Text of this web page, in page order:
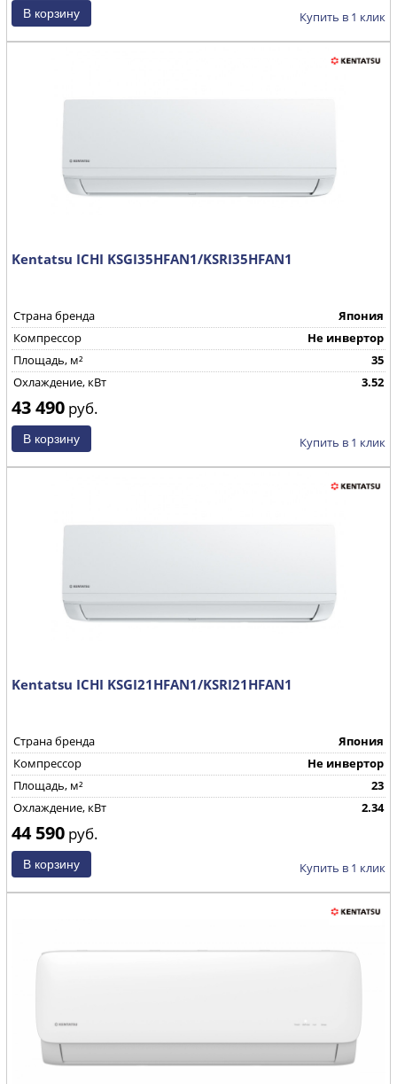
Купить в 1 клик
Kentatsu ICHI KSGI35HFAN1/KSRI35HFAN1
Страна бренда
Япония
Компрессор
Не инвертор
Площадь, м²
35
Охлаждение, кВт
3.52
43 490 руб.
Купить в 1 клик
Kentatsu ICHI KSGI21HFAN1/KSRI21HFAN1
Страна бренда
Япония
Компрессор
Не инвертор
Площадь, м²
23
Охлаждение, кВт
2.34
44 590 руб.
Купить в 1 клик